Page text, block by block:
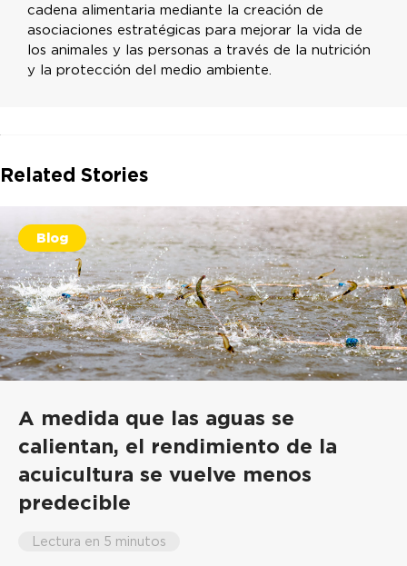
cadena alimentaria mediante la creación de
asociaciones estratégicas para mejorar la vida de
los animales y las personas a través de la nutrición
y la protección del medio ambiente.
Related Stories
Blog
A medida que las aguas se
calientan, el rendimiento de la
acuicultura se vuelve menos
predecible
Lectura en 5 minutos